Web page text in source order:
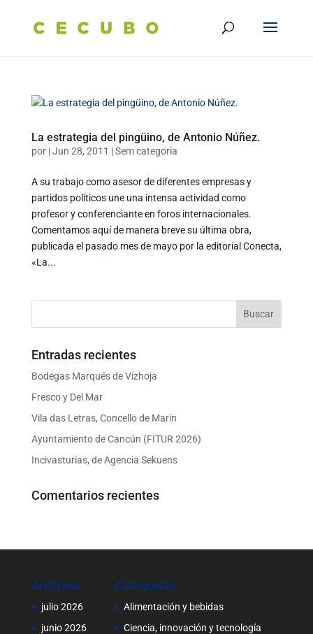
La estrategia del pingüino, de Antonio Núñez.
por |Jun 28, 2011 |Sem categoria
A su trabajo como asesor de diferentes empresas y
partidos políticos une una intensa actividad como
profesor y conferenciante en foros internacionales.
Comentamos aquí de manera breve su última obra,
publicada el pasado mes de mayo por la editorial Conecta,
«La...
Entradas recientes
Bodegas Marqués de Vizhoja
Fresco y Del Mar
Vila das Letras, Concello de Marín
Ayuntamiento de Cancún (FITUR 2026)
Incivasturias, de Agencia Sekuens
Comentarios recientes
Archivos
julio 2026
junio 2026
Categorías
Alimentación y bebidas
Ciencia, innovación y tecnología